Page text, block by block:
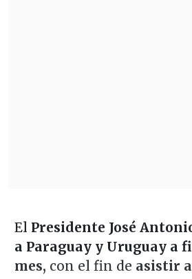
El Presidente José
a Paraguay y Uruguay a
mes, con el fin de asistir